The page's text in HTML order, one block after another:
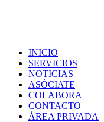
INICIO
SERVICIOS
NOTICIAS
ASÓCIATE
COLABORA
CONTACTO
ÁREA PRIVADA